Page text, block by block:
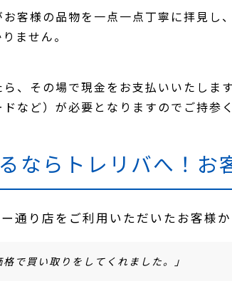
客様の品物を一点一点丁寧に拝見し
ません。
、その場で現金をお支払いいたしま
など）が必要となりますのでご持参く
ならトレリバへ！お
通り店をご利用いただいたお客様
で買い取りをしてくれました。」